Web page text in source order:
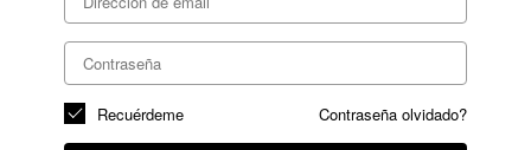
Contraseña olvidado?
Recuérdeme